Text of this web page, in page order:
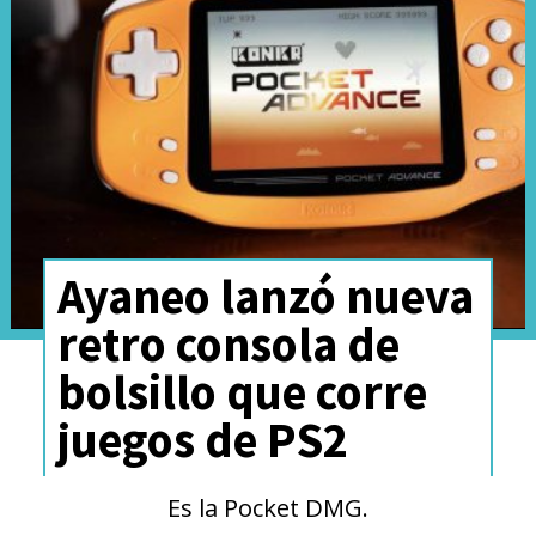
El debut de Guardianes
Celestialescoincide conla
celebración de los primeros
seis meses dePokémon TCG
Pocket, por lo queel mismo 30
de abril comenzarán una
Ayaneo lanzó nueva
retro consola de
bolsillo que corre
juegos de PS2
Es la Pocket DMG.